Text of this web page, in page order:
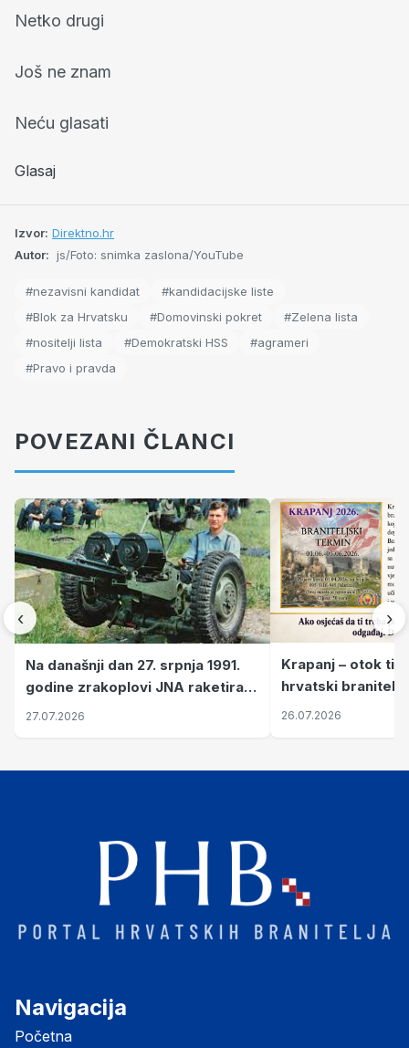
Netko drugi
Još ne znam
Neću glasati
Glasaj
Izvor: Direktno.hr
Autor: js/Foto: snimka zaslona/YouTube
#nezavisni kandidat
#kandidacijske liste
#Blok za Hrvatsku
#Domovinski pokret
#Zelena lista
#nositelji lista
#Demokratski HSS
#agrameri
#Pravo i pravda
POVEZANI ČLANCI
‹
Na današnji dan 27. srpnja 1991.
godine zrakoplovi JNA raketirali
su vojarnu i obučni centar "Nikola
27.07.2026
Krapanj – otok
hrvatski branitelji
pronalaze mir
26.07.2026
›
Navigacija
Početna